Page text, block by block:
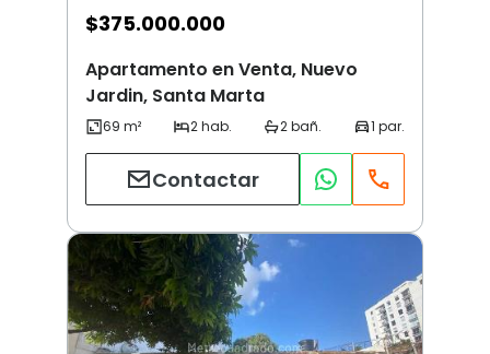
$375.000.000
Apartamento en Venta, Nuevo
Jardin, Santa Marta
Contactar